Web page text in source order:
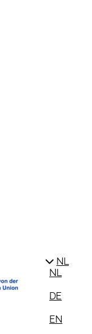
NL
NL
DE
EN